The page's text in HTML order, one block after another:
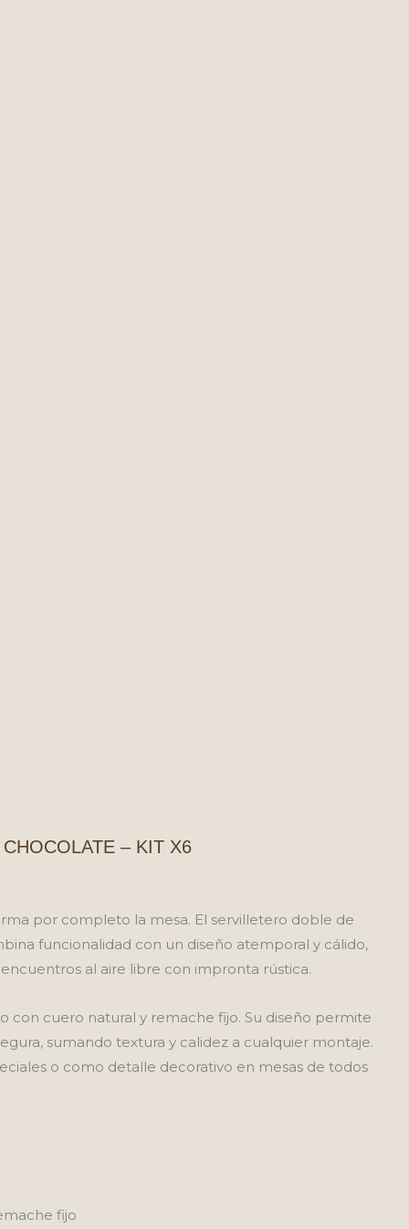
– KIT X6
por completo la mesa. El servilletero doble de
funcionalidad con un diseño atemporal y cálido,
al aire libre con impronta rústica.
con cuero natural y remache fijo. Su diseño permite
sumando textura y calidez a cualquier montaje.
o como detalle decorativo en mesas de todos
fijo